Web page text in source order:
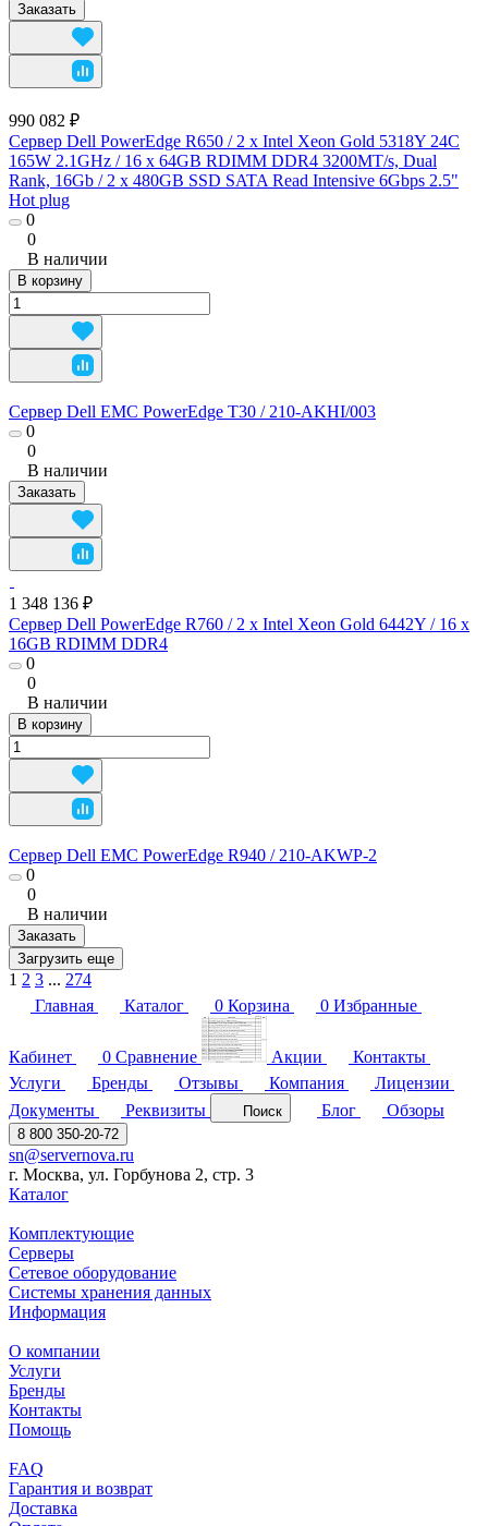
Заказать
990 082 ₽
Сервер Dell PowerEdge R650 / 2 х Intel Xeon Gold 5318Y 24C
165W 2.1GHz / 16 х 64GB RDIMM DDR4 3200MT/s, Dual
Rank, 16Gb / 2 х 480GB SSD SATA Read Intensive 6Gbps 2.5"
Hot plug
0
0
В наличии
В корзину
Сервер Dell EMC PowerEdge T30 / 210-AKHI/003
0
0
В наличии
Заказать
1 348 136 ₽
Сервер Dell PowerEdge R760 / 2 x Intel Xeon Gold 6442Y / 16 x
16GB RDIMM DDR4
0
0
В наличии
В корзину
Сервер Dell EMC PowerEdge R940 / 210-AKWP-2
0
0
В наличии
Заказать
Загрузить еще
1 2 3 ... 274
Главная
Каталог 0 Корзина 0 Избранные
Кабинет 0 Сравнение Акции
Контакты
Услуги
Бренды Отзывы Компания
Лицензии
Документы
Реквизиты Поиск Блог Обзоры
8 800 350-20-72
sn@servernova.ru
г. Москва, ул. Горбунова 2, стр. 3
Каталог
Комплектующие
Серверы
Сетевое оборудование
Системы хранения данных
Информация
О компании
Услуги
Бренды
Контакты
Помощь
FAQ
Гарантия и возврат
Доставка